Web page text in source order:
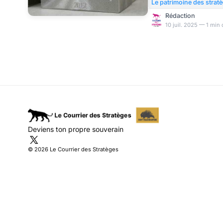
production mondiale)
essentiel dans la
Le patrimoine des
Rédaction
10 juil. 2025 — 1 min
Deviens ton propre souverain
© 2026 Le Courrier des Stratèges